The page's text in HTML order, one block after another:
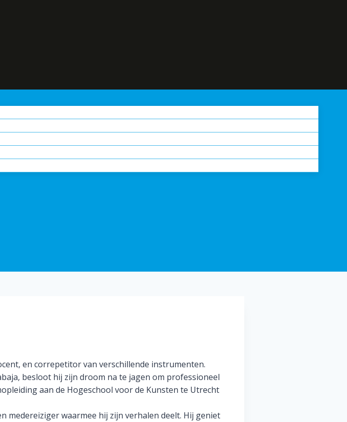
en correpetitor van verschillende instrumenten.
besloot hij zijn droom na te jagen om professioneel
aan de Hogeschool voor de Kunsten te Utrecht
medereiziger waarmee hij zijn verhalen deelt. Hij geniet